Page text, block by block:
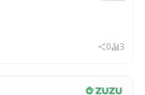
유자 대상 폭력
3000만 달러 돌파
0 3